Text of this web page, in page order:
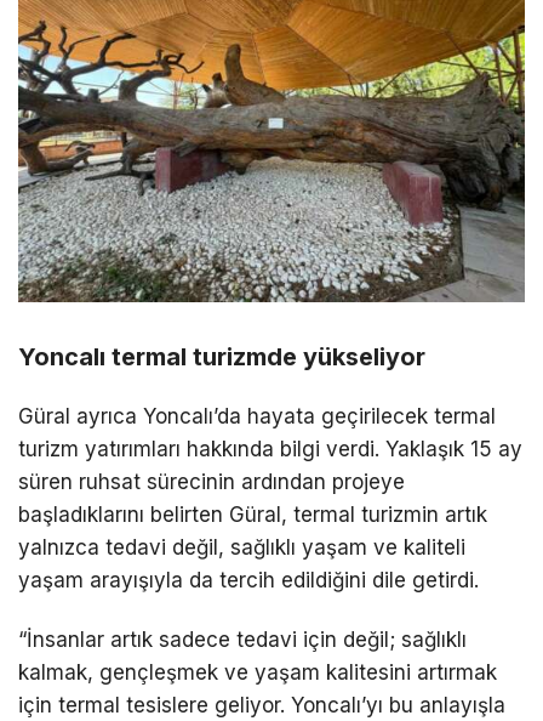
Yoncalı termal turizmde yükseliyor
Güral ayrıca Yoncalı’da hayata geçirilecek termal
turizm yatırımları hakkında bilgi verdi. Yaklaşık 15 ay
süren ruhsat sürecinin ardından projeye
başladıklarını belirten Güral, termal turizmin artık
yalnızca tedavi değil, sağlıklı yaşam ve kaliteli
yaşam arayışıyla da tercih edildiğini dile getirdi.
“İnsanlar artık sadece tedavi için değil; sağlıklı
kalmak, gençleşmek ve yaşam kalitesini artırmak
için termal tesislere geliyor. Yoncalı’yı bu anlayışla